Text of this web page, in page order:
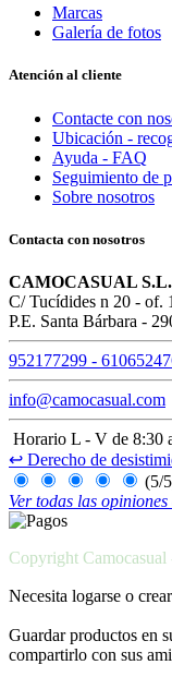
Marcas
Galería de fotos
Atención al cliente
Contacte con
Ubicación -
Ayuda - FAQ
Seguimiento de
Sobre nosotros
Contacta con nosotros
CAMOCASUAL S.L.
C/ Tucídides n 20 - of.
P.E. Santa Bárbara -
952177299 -
info@camocasual.com
Horario L - V de 8:30
↩ Derecho de
(5/
Ver todas las
Copyright Camocasual
Necesita logarse o
Guardar productos en
compartirlo con sus